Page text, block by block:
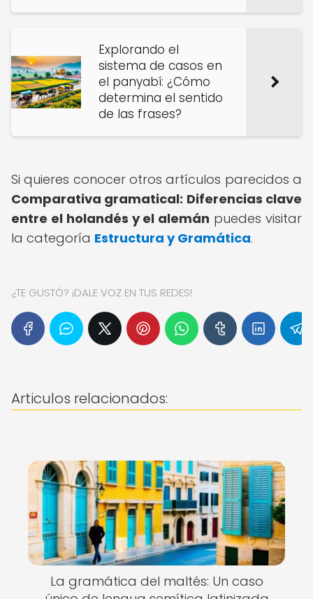
Explorando el
sistema de casos en
el panyabí: ¿Cómo
determina el sentido
de las frases?
Si quieres conocer otros artículos parecidos a
Comparativa gramatical: Diferencias clave
entre el holandés y el alemán puedes visitar
la categoría Estructura y Gramática.
¿TE GUSTÓ? ¡DALE VOZ EN TUS REDES!
Articulos relacionados:
La gramática del maltés: Un caso